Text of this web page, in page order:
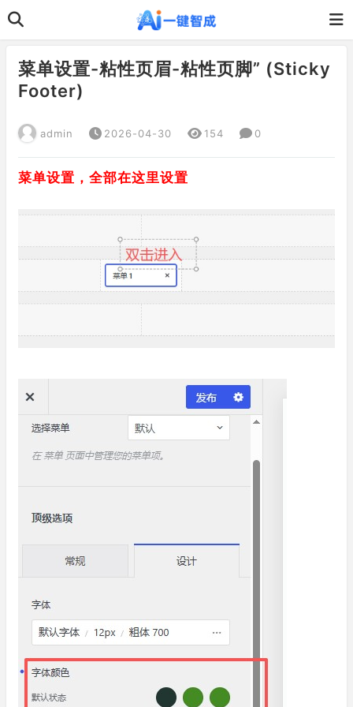
菜单设置-粘性页眉-粘性页脚” (Sticky
Footer)
admin 2026-04-30 154 0
菜单设置，全部在这里设置